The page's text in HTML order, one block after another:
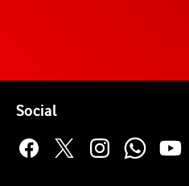
SocialEnlaces a las redes